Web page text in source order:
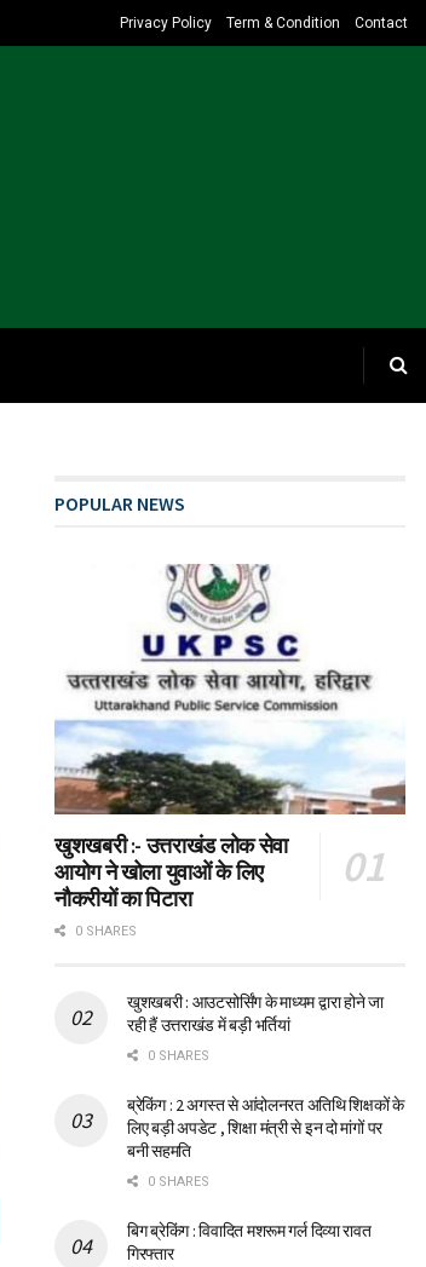
Privacy Policy Term & Condition Contact
POPULAR NEWS
खुशखबरी :- उत्तराखंड लोक सेवा
आयोग ने खोला युवाओं के लिए
नौकरीयों का पिटारा
0 SHARES
खुशखबरी : आउटसोर्सिंग के माध्यम द्वारा होने जा
रही हैं उत्तराखंड में बड़ी भर्तियां
0 SHARES
ब्रेकिंग : 2 अगस्त से आंदोलनरत अतिथि शिक्षकों के
लिए बड़ी अपडेट , शिक्षा मंत्री से इन दो मांगों पर
बनी सहमति
0 SHARES
बिग ब्रेकिंग : विवादित मशरूम गर्ल दिव्या रावत
गिरफ्तार